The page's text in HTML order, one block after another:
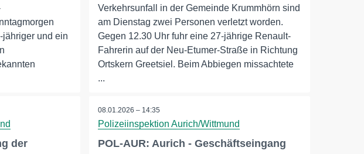
und ein
Verkehrsunfall in der Gemeinde Krummhörn sind
am Dienstag zwei Personen verletzt worden.
Gegen 12.30 Uhr fuhr eine 27-jährige Renault-
Fahrerin auf der Neu-Etumer-Straße in Richtung
Ortskern Greetsiel. Beim Abbiegen missachtete
...
der
08.01.2026 – 14:35
Polizeiinspektion Aurich/Wittmund
POL-AUR: Aurich - Geschäftseingang